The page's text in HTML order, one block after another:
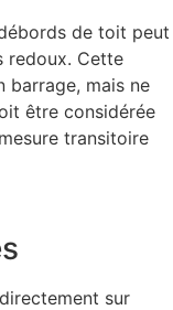
de toit peut
redoux. Cette
barrage, mais ne
être considérée
transitoire
sur